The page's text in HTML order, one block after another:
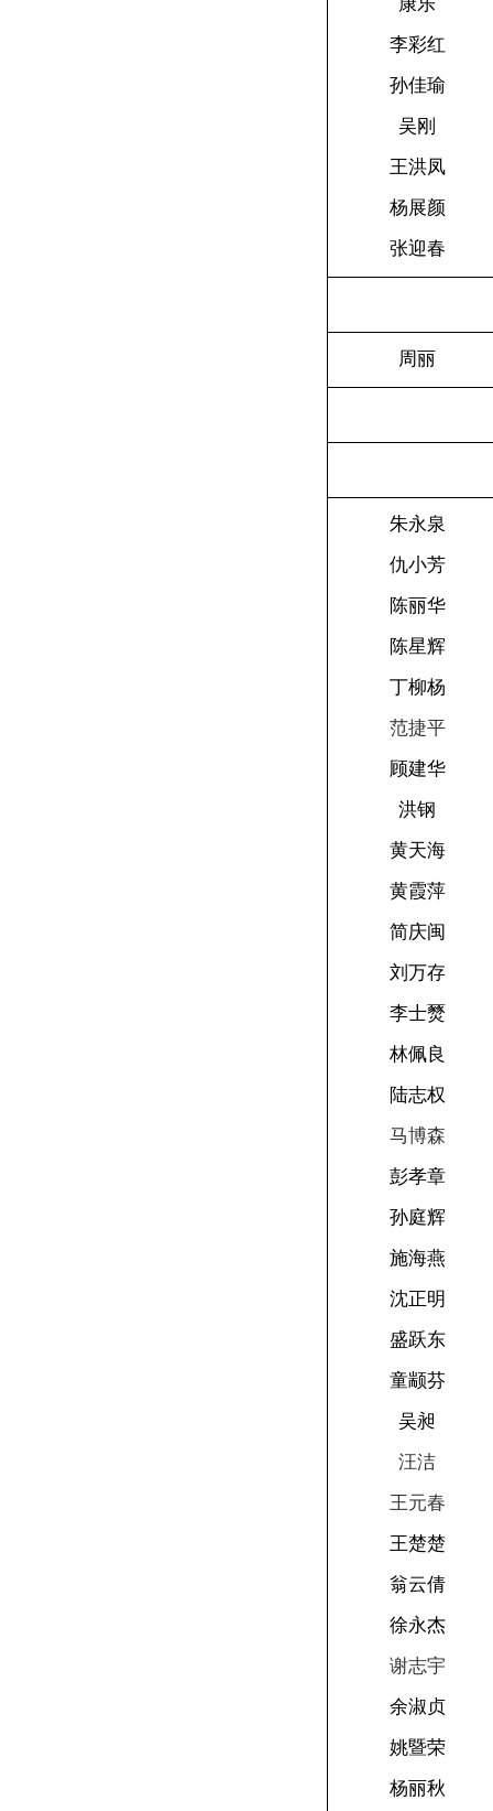
李彩红
孙佳瑜
吴刚
王洪凤
杨展颜
张迎春
周丽
朱永泉
仇小芳
陈丽华
陈星辉
丁柳杨
范捷平
顾建华
洪钢
黄天海
黄霞萍
简庆闽
刘万存
李士燹
林佩良
陆志权
马博森
彭孝章
孙庭辉
施海燕
沈正明
盛跃东
童颛芬
吴昶
汪洁
王元春
王楚楚
翁云倩
徐永杰
谢志宇
余淑贞
姚暨荣
杨丽秋